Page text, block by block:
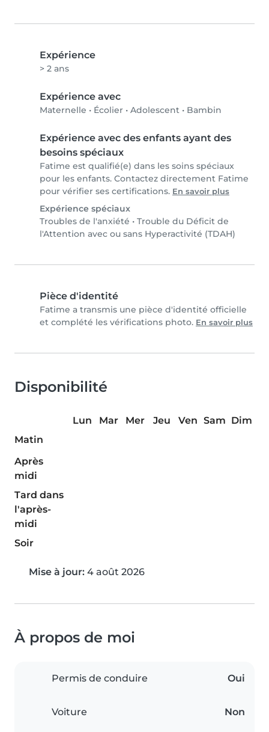
Expérience
> 2 ans
Expérience avec
Maternelle • Écolier • Adolescent • Bambin
Expérience avec des enfants ayant des
besoins spéciaux
Fatime est qualifié(e) dans les soins spéciaux
pour les enfants. Contactez directement Fatime
pour vérifier ses certifications. En savoir plus
Expérience spéciaux
Troubles de l'anxiété • Trouble du Déficit de
l'Attention avec ou sans Hyperactivité (TDAH)
Pièce d'identité
Fatime a transmis une pièce d'identité officielle
et complété les vérifications photo. En savoir plus
Disponibilité
Lun Mar Mer Jeu Ven Sam Dim
Matin
Après
midi
Tard dans
l'après-
midi
Soir
Mise à jour: 4 août 2026
À propos de moi
Permis de conduire Oui
Voiture Non